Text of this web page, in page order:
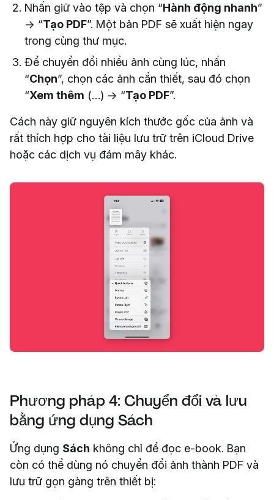
Nhấn giữ vào tệp và chọn “Hành động nhanh”
→ “Tạo PDF”. Một bản PDF sẽ xuất hiện ngay
trong cùng thư mục.
Để chuyển đổi nhiều ảnh cùng lúc, nhấn
“Chọn”, chọn các ảnh cần thiết, sau đó chọn
“Xem thêm (…) → “Tạo PDF”.
Cách này giữ nguyên kích thước gốc của ảnh và
rất thích hợp cho tài liệu lưu trữ trên iCloud Drive
hoặc các dịch vụ đám mây khác.
Phương pháp 4: Chuyển đổi và lưu
bằng ứng dụng Sách
Ứng dụng Sách không chỉ để đọc e-book. Bạn
còn có thể dùng nó chuyển đổi ảnh thành PDF và
lưu trữ gọn gàng trên thiết bị: